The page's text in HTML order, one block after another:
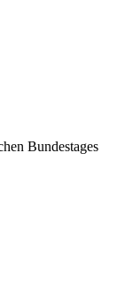
Bundestages